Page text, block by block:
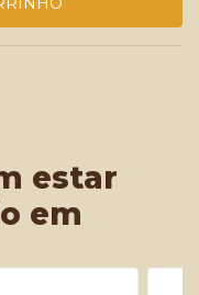
estar
em